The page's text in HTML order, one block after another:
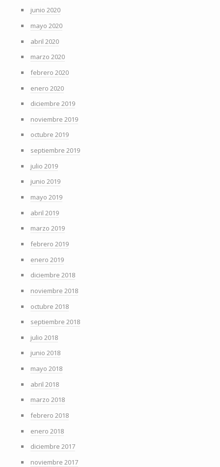
junio 2020
mayo 2020
abril 2020
marzo 2020
febrero 2020
enero 2020
diciembre 2019
noviembre 2019
octubre 2019
septiembre 2019
julio 2019
junio 2019
mayo 2019
abril 2019
marzo 2019
febrero 2019
enero 2019
diciembre 2018
noviembre 2018
octubre 2018
septiembre 2018
julio 2018
junio 2018
mayo 2018
abril 2018
marzo 2018
febrero 2018
enero 2018
diciembre 2017
noviembre 2017